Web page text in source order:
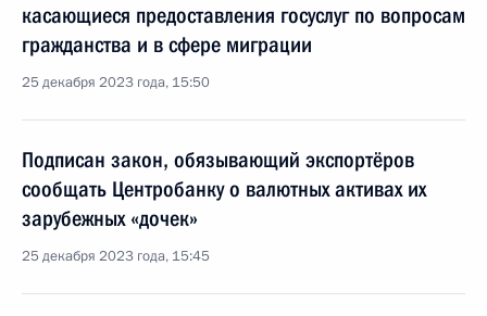
касающиеся предоставления госуслуг по вопросам
гражданства и в сфере миграции
25 декабря 2023 года, 15:50
Подписан закон, обязывающий экспортёров
сообщать Центробанку о валютных активах их
зарубежных «дочек»
25 декабря 2023 года, 15:45